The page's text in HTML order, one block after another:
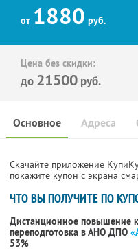
от 1880 руб.
Цена без скидки:
до 21500 руб.
Основное Адреса
Скачайте приложение
покажите купон с экрана
ЧТО ВЫ ПОЛУЧИТЕ ПО
Дистанционное повышение
переподготовка в АНО ДПО
53%